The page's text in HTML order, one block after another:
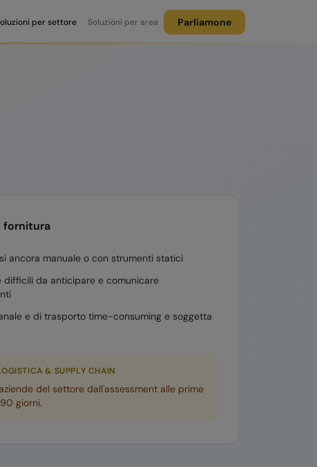
per settore Soluzioni per area Parliamone
fornitura
ancora manuale o con strumenti statici
difficili da anticipare e comunicare
e di trasporto time-consuming e soggetta
& SUPPLY CHAIN
del settore dall'assessment alle prime
giorni.